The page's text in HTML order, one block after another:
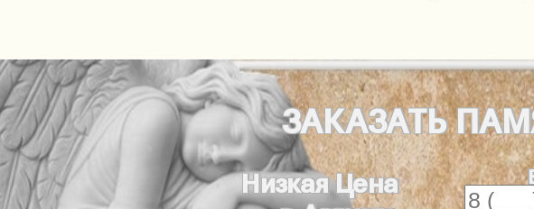
ЗАКАЗАТЬ
Низкая Цена